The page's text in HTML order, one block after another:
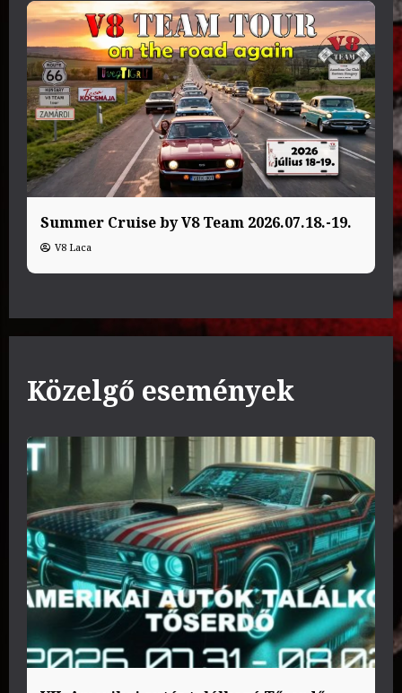
Summer Cruise by V8 Team 2026.07.18.-19.
V8 Laca
Közelgő események